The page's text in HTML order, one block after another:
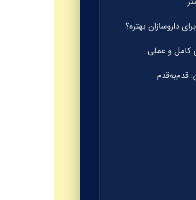
قدم‌به‌قدم